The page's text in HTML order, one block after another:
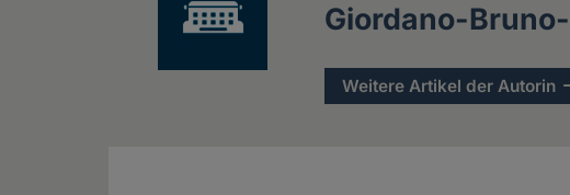
Giordano-
Weitere Artikel der Autorin